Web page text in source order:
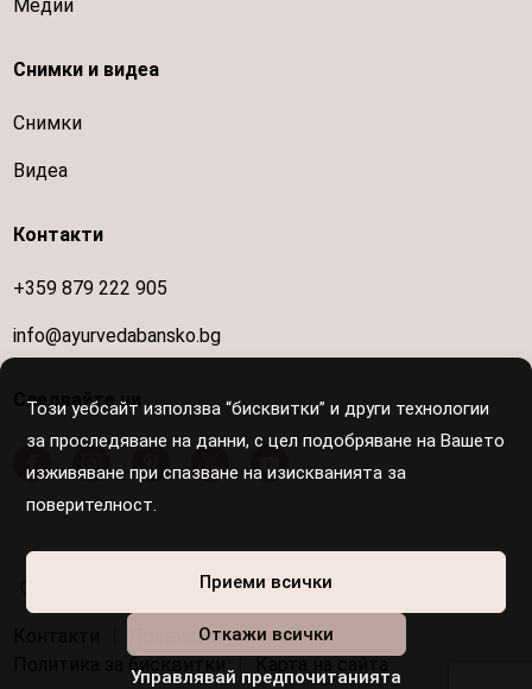
Този уебсайт използва “бисквитки” и други технологии
за проследяване на данни, с цел подобряване на Вашето
изживяване при спазване на изискванията за
поверителност.
Приеми всички
Откажи всички
Управлявай предпочитанията
Медии
Снимки и видеа
Снимки
Видеа
Контакти
+359 879 222 905
info@ayurvedabansko.bg
Следвайте ни
Осигурен е достъп за хора с увреждания
Правила и условия |
Политика за бисквитки